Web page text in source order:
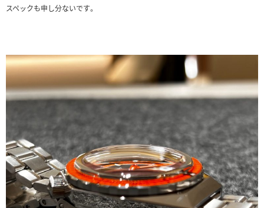
スペックも申し分ないです。